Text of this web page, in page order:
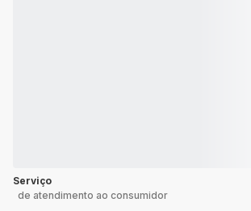
Serviço
de atendimento ao consumidor